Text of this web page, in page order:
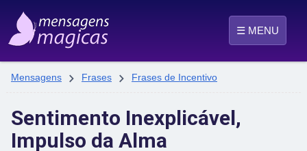
☰ MENU
Mensagens  Frases  Frases de Incentivo
Sentimento Inexplicável,
Impulso da Alma